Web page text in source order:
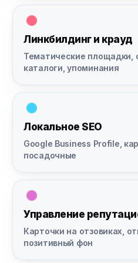
Линкбилдинг и крауд
Тематические площадки,
каталоги, упоминания
Локальное SEO
Google Business Profile,
посадочные
Управление
Карточки на отзовиках,
позитивный фон